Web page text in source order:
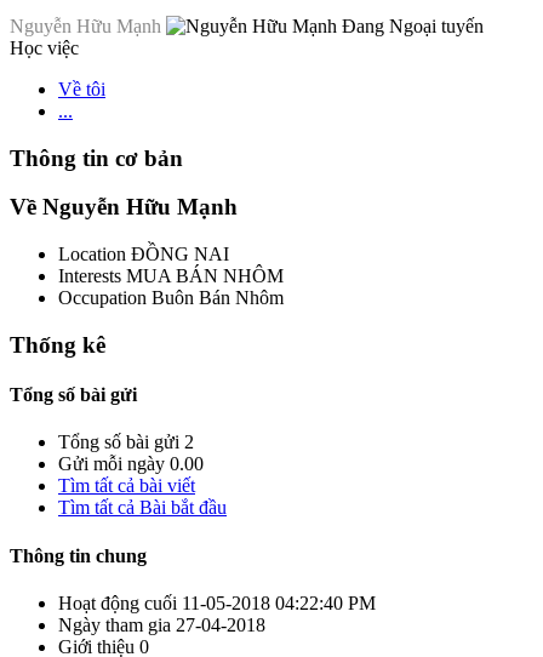
Nguyễn Hữu Mạnh
Học việc
Về tôi
...
Thông tin cơ bản
Về Nguyễn Hữu Mạnh
Location ĐỒNG NAI
Interests MUA BÁN NHÔM
Occupation Buôn Bán Nhôm
Thống kê
Tổng số bài gửi
Tổng số bài gửi 2
Gửi mỗi ngày 0.00
Tìm tất cả bài viết
Tìm tất cả Bài bắt đầu
Thông tin chung
Hoạt động cuối 11-05-2018 04:22:40 PM
Ngày tham gia 27-04-2018
Giới thiệu 0